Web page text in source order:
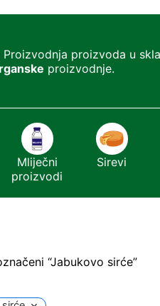
Proizvodnja proizvoda u
proizvodnje.
Mliječni
proizvodi
Sirevi
“Jabukovo sirće”